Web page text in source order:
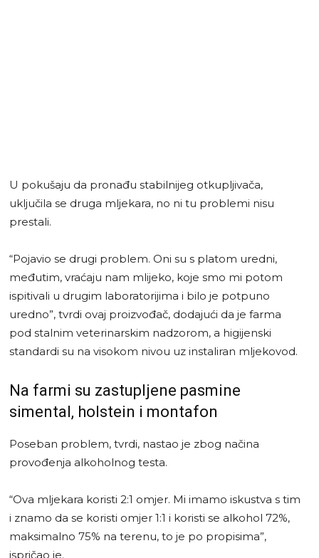
U pokušaju da pronađu stabilnijeg otkupljivača,
uključila se druga mljekara, no ni tu problemi nisu
prestali.
“Pojavio se drugi problem. Oni su s platom uredni,
međutim, vraćaju nam mlijeko, koje smo mi potom
ispitivali u drugim laboratorijima i bilo je potpuno
uredno”, tvrdi ovaj proizvođač, dodajući da je farma
pod stalnim veterinarskim nadzorom, a higijenski
standardi su na visokom nivou uz instaliran mljekovod.
Na farmi su zastupljene pasmine
simental, holstein i montafon
Poseban problem, tvrdi, nastao je zbog načina
provođenja alkoholnog testa.
“Ova mljekara koristi 2:1 omjer. Mi imamo iskustva s tim
i znamo da se koristi omjer 1:1 i koristi se alkohol 72%,
maksimalno 75% na terenu, to je po propisima”,
ispričao je.